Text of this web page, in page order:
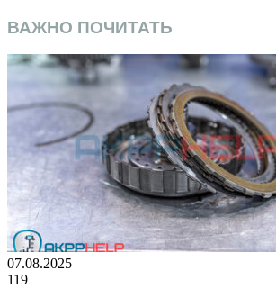
ВАЖНО ПОЧИТАТЬ
07.08.2025
119